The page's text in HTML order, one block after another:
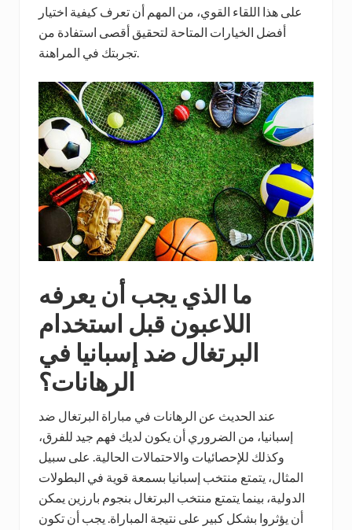
على هذا اللقاء القوي، من المهم أن تعرف كيفية اختيار
أفضل الخيارات المتاحة لتحقيق أقصى استفادة من
تجربتك في المراهنة.
ما الذي يجب أن يعرفه
اللاعبون قبل استخدام
البرتغال ضد إسبانيا في
الرهانات؟
عند الحديث عن الرهانات في مباراة البرتغال ضد
إسبانيا، من الضروري أن يكون لديك فهم جيد للفرق،
وكذلك للإحصائيات والاحتمالات الحالية. على سبيل
المثال، يتمتع منتخب إسبانيا بسمعة قوية في البطولات
الدولية، بينما يتمتع منتخب البرتغال بنجوم بارزين يمكن
أن يؤثروا بشكل كبير على نتيجة المباراة. يجب أن تكون